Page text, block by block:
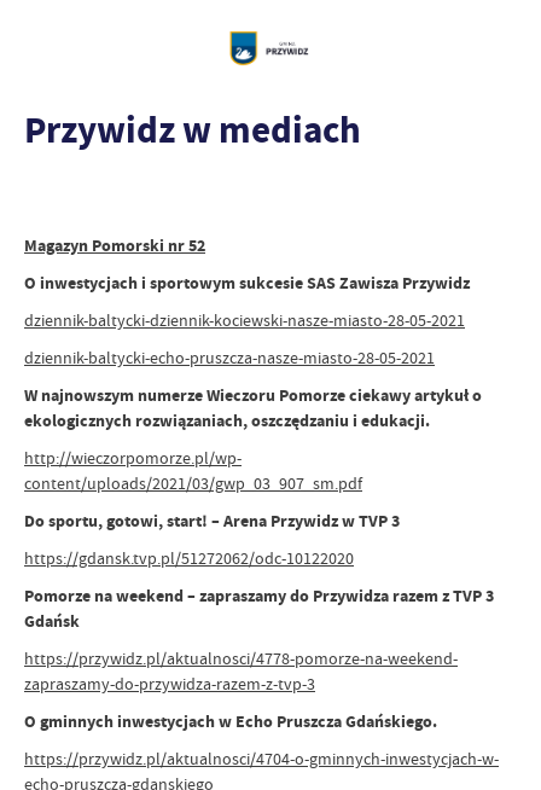
Przywidz w mediach
Magazyn Pomorski nr 52
O inwestycjach i sportowym sukcesie SAS Zawisza Przywidz
dziennik-baltycki-dziennik-kociewski-nasze-miasto-28-05-2021
dziennik-baltycki-echo-pruszcza-nasze-miasto-28-05-2021
W najnowszym numerze Wieczoru Pomorze ciekawy artykuł o
ekologicznych rozwiązaniach, oszczędzaniu i edukacji.
http://wieczorpomorze.pl/wp-
content/uploads/2021/03/gwp_03_907_sm.pdf
Do sportu, gotowi, start! – Arena Przywidz w TVP 3
https://gdansk.tvp.pl/51272062/odc-10122020
Pomorze na weekend – zapraszamy do Przywidza razem z TVP 3
Gdańsk
https://przywidz.pl/aktualnosci/4778-pomorze-na-weekend-
zapraszamy-do-przywidza-razem-z-tvp-3
O gminnych inwestycjach w Echo Pruszcza Gdańskiego.
https://przywidz.pl/aktualnosci/4704-o-gminnych-inwestycjach-w-
echo-pruszcza-gdanskiego